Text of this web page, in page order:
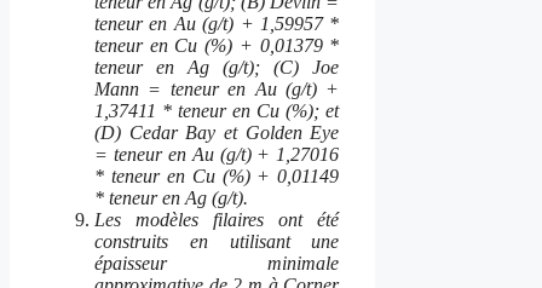
teneur en Au (g/t) + 1,59957 *
teneur en Cu (%) + 0,01379 *
teneur en Ag (g/t); (C) Joe
Mann = teneur en Au (g/t) +
1,37411 * teneur en Cu (%); et
(D) Cedar Bay et Golden Eye
= teneur en Au (g/t) + 1,27016
* teneur en Cu (%) + 0,01149
* teneur en Ag (g/t).
Les modèles filaires ont été
construits en utilisant une
épaisseur minimale